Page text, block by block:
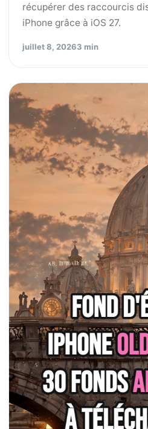
récupérer des raccourcis
iPhone grâce à iOS 27.
juillet 8, 20263 min